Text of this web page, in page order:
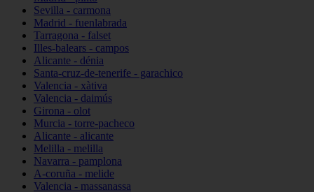
Sevilla - carmona
Madrid - fuenlabrada
Tarragona - falset
Illes-balears - campos
Alicante - dénia
Santa-cruz-de-tenerife - garachico
Valencia - xàtiva
Valencia - daimús
Girona - olot
Murcia - torre-pacheco
Alicante - alicante
Melilla - melilla
Navarra - pamplona
A-coruña - melide
Valencia - massanassa